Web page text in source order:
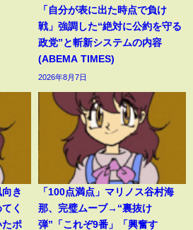
「自分が表に出た時点で負け
戦」強調した“絶対に公約を守る
政党”と斬新システムの内容
(ABEMA TIMES)
2026年8月7日
き
く
たポ
「100点満点」マリノス谷村海
那、完璧ムーブ→“裏抜け
弾”「これぞ9番」「興奮す